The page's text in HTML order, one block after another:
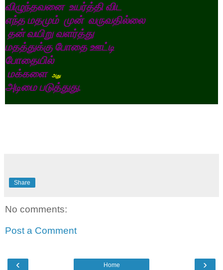
விழுந்தவனை உயர்த்தி விட
எந்த மதமும் முன் வருவதில்லை
தன் வயிறு வளர்த்து
மதத்துக்கு போதை ஊட்டி
போதையில்
மக்களை
அது
அடிமை படுத்துது.
Share
No comments:
Post a Comment
‹ ›
Home